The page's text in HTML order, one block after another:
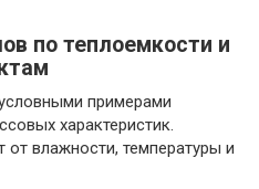
по теплоемкости и
примерами
характеристик.
от влажности, температуры и